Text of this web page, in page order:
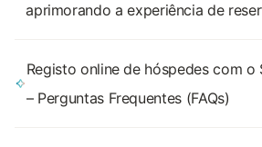
aprimorando a experiência de
Registo online de hóspedes com o
– Perguntas Frequentes (FAQs)